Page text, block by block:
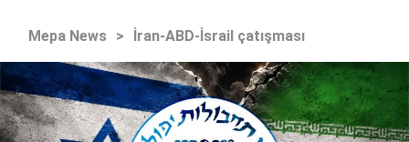
Mepa News > İran-ABD-İsrail çatışması